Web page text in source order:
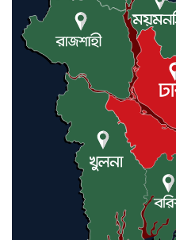
এবার
ট্রাম্প